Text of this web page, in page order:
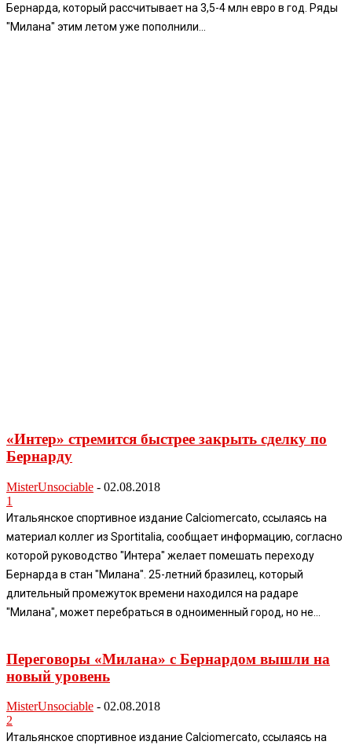
Бернарда, который рассчитывает на 3,5-4 млн евро в год. Ряды
"Милана" этим летом уже пополнили...
«Интер» стремится быстрее закрыть сделку по
Бернарду
MisterUnsociable - 02.08.2018
1
Итальянское спортивное издание Calciomercato, ссылаясь на
материал коллег из Sportitalia, сообщает информацию, согласно
которой руководство "Интера" желает помешать переходу
Бернарда в стан "Милана". 25-летний бразилец, который
длительный промежуток времени находился на радаре
"Милана", может перебраться в одноименный город, но не...
Переговоры «Милана» с Бернардом вышли на
новый уровень
MisterUnsociable - 02.08.2018
2
Итальянское спортивное издание Calciomercato, ссылаясь на